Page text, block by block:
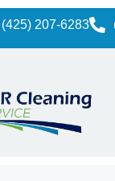
(425) 207-6283